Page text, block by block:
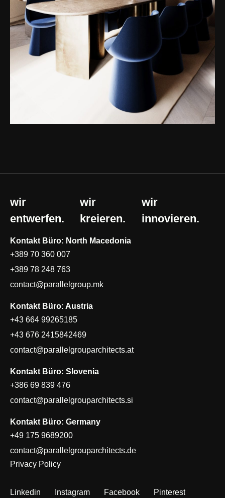
wir
entwerfen.
wir
kreieren.
wir
innovieren.
Kontakt Büro: North Macedonia
+389 70 360 007
+389 78 248 763
contact@parallelgroup.mk
Kontakt Büro: Austria
+43 664 99265185
+43 676 2415842469
contact@parallelgrouparchitects.at
Kontakt Büro: Slovenia
+386 69 839 476
contact@parallelgrouparchitects.si
Kontakt Büro: Germany
+49 175 9689200
contact@parallelgrouparchitects.de
Privacy Policy
Linkedin Instagram Facebook Pinterest